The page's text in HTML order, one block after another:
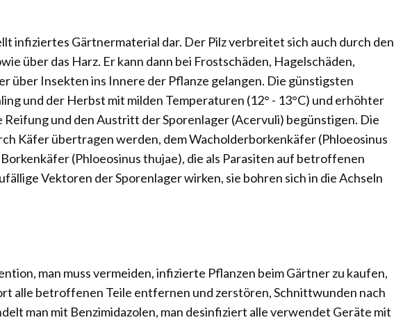
infiziertes Gärtnermaterial dar. Der Pilz verbreitet sich auch durch den
über das Harz. Er kann dann bei Frostschäden, Hagelschäden,
über Insekten ins Innere der Pflanze gelangen. Die günstigsten
und der Herbst mit milden Temperaturen (12° - 13°C) und erhöhter
Reifung und den Austritt der Sporenlager (Acervuli) begünstigen. Die
Käfer übertragen werden, dem Wacholderborkenkäfer (Phloeosinus
(Phloeosinus thujae), die als Parasiten auf betroffenen
Vektoren der Sporenlager wirken, sie bohren sich in die Achseln
man muss vermeiden, infizierte Pflanzen beim Gärtner zu kaufen,
alle betroffenen Teile entfernen und zerstören, Schnittwunden nach
man mit Benzimidazolen, man desinfiziert alle verwendet Geräte mit